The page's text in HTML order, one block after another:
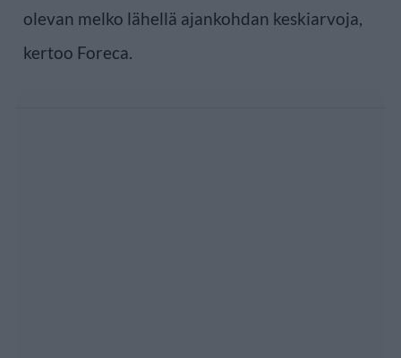
olevan melko lähellä ajankohdan keskiarvoja,
kertoo Foreca.